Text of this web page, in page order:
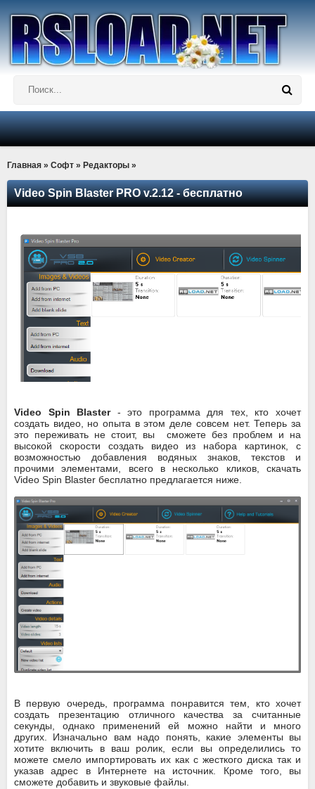
Главная » Софт » Редакторы »
Video Spin Blaster PRO v.2.12 - бесплатно
Video Spin Blaster- это программа для тех, кто хочет
создать видео, но опыта в этом деле совсем нет. Теперь за
это переживать не стоит, вы сможете без проблем и на
высокой скорости создать видео из набора картинок, с
возможностью добавления водяных знаков, текстов и
прочими элементами, всего в несколько кликов, скачать
Video Spin Blaster бесплатно предлагается ниже.
В первую очередь, программа понравится тем, кто хочет
создать презентацию отличного качества за считанные
секунды, однако применений ей можно найти и много
других. Изначально вам надо понять, какие элементы вы
хотите включить в ваш ролик, если вы определились то
можете смело импортировать их как с жесткого диска так и
указав адрес в Интернете на источник. Кроме того, вы
сможете добавить и звуковые файлы.